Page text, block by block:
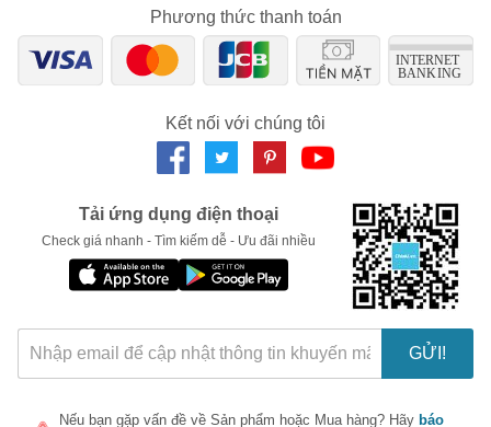
Phương thức thanh toán
Kết nối với chúng tôi
Tải ứng dụng điện thoại
Check giá nhanh - Tìm kiếm dễ - Ưu đãi nhiều
GỬI!
Nếu bạn gặp vấn đề về Sản phẩm hoặc Mua hàng? Hãy báo